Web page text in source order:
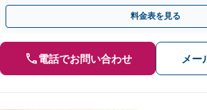
満な解決へ導きます。初回相談は無料です。
料金表を見る
電話でお問い合わせ メー